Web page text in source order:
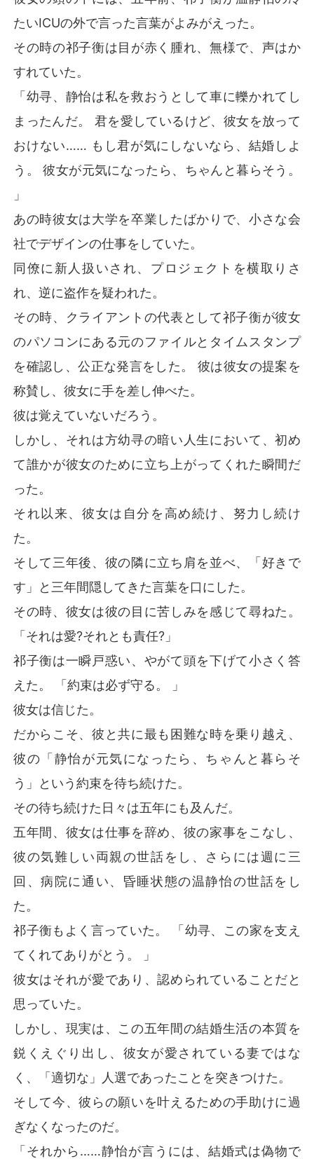
たいICUの外で言った言葉がよみがえった。
その時の祁子衡は目が赤く腫れ、無様で、声はか
すれていた。
「幼寻、静怡は私を救おうとして車に轢かれてし
まったんだ。 君を愛しているけど、彼女を放って
おけない…… もし君が気にしないなら、結婚しよ
う。 彼女が元気になったら、ちゃんと暮らそう。
」
あの時彼女は大学を卒業したばかりで、小さな会
社でデザインの仕事をしていた。
同僚に新人扱いされ、プロジェクトを横取りさ
れ、逆に盗作を疑われた。
その時、クライアントの代表として祁子衡が彼女
のパソコンにある元のファイルとタイムスタンプ
を確認し、公正な発言をした。 彼は彼女の提案を
称賛し、彼女に手を差し伸べた。
彼は覚えていないだろう。
しかし、それは方幼寻の暗い人生において、初め
て誰かが彼女のために立ち上がってくれた瞬間だ
った。
それ以来、彼女は自分を高め続け、努力し続け
た。
そして三年後、彼の隣に立ち肩を並べ、「好きで
す」と三年間隠してきた言葉を口にした。
その時、彼女は彼の目に苦しみを感じて尋ねた。
「それは愛?それとも責任?」
祁子衡は一瞬戸惑い、やがて頭を下げて小さく答
えた。 「約束は必ず守る。 」
彼女は信じた。
だからこそ、彼と共に最も困難な時を乗り越え、
彼の「静怡が元気になったら、ちゃんと暮らそ
う」という約束を待ち続けた。
その待ち続けた日々は五年にも及んだ。
五年間、彼女は仕事を辞め、彼の家事をこなし、
彼の気難しい両親の世話をし、さらには週に三
回、病院に通い、昏睡状態の温静怡の世話をし
た。
祁子衡もよく言っていた。 「幼寻、この家を支え
てくれてありがとう。 」
彼女はそれが愛であり、認められていることだと
思っていた。
しかし、現実は、この五年間の結婚生活の本質を
鋭くえぐり出し、彼女が愛されている妻ではな
く、「適切な」人選であったことを突きつけた。
そして今、彼らの願いを叶えるための手助けに過
ぎなくなったのだ。
「それから……静怡が言うには、結婚式は偽物で